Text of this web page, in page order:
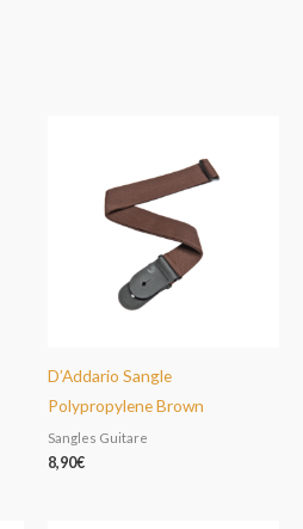
D’Addario Sangle
Polypropylene Brown
Sangles Guitare
8,90€